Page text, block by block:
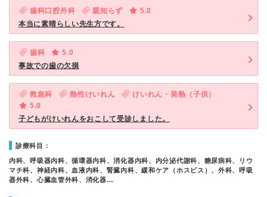
歯科口腔外科 親知らず
5.0
本当に素晴らしい先生方です。
歯科
5.0
事故での歯の欠損
救急科 熱性けいれん
けいれん・発熱（子供）
5.0
子どもがけいれんをおこして受診しました。
診療科目：
内科、呼吸器内科、循環器内科、消化器内科、内分泌代謝科、糖尿病科、リウ
マチ科、神経内科、血液内科、腎臓内科、緩和ケア（ホスピス）、外科、呼吸
器外科、心臓血管外科、消化器…